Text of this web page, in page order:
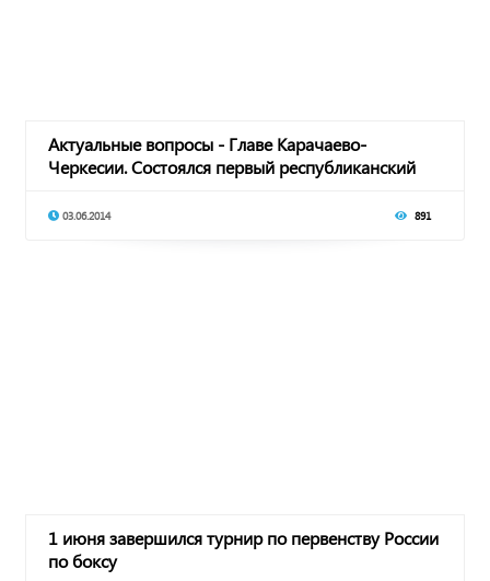
Актуальные вопросы - Главе Карачаево-
Черкесии. Состоялся первый республиканский
03.06.2014 891
1 июня завершился турнир по первенству России
по боксу